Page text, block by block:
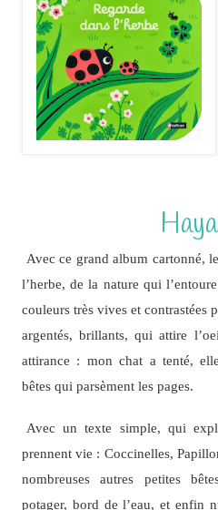
Avec ce grand album cartonné,
l’herbe, de la nature qui
couleurs très vives et contrastées
argentés, brillants, qui attire
attirance : mon chat a tenté,
bêtes qui parsèment les pages.
Avec un texte simple, qui
prennent vie : Coccinelles,
nombreuses autres petites
potager, bord de l’eau, et enfin